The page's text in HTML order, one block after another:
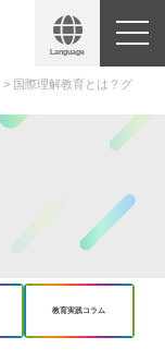
Language
> 国際理解教育とは？グ
教育実践コラム